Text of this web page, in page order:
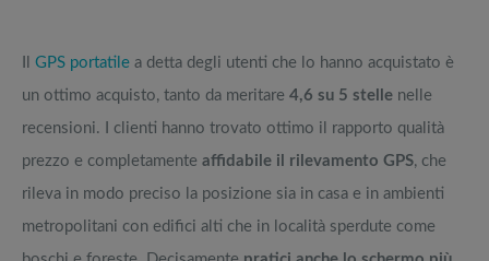
GPS portatile a detta degli utenti che lo hanno acquistato è
un ottimo acquisto, tanto da meritare 4,6 su 5 stelle nelle
recensioni. I clienti hanno trovato ottimo il rapporto qualità
prezzo e completamente affidabile il rilevamento GPS, che
rileva in modo preciso la posizione sia in casa e in ambienti
metropolitani con edifici alti che in località sperdute come